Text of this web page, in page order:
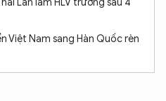
Việt Nam sang Hàn Quốc rèn